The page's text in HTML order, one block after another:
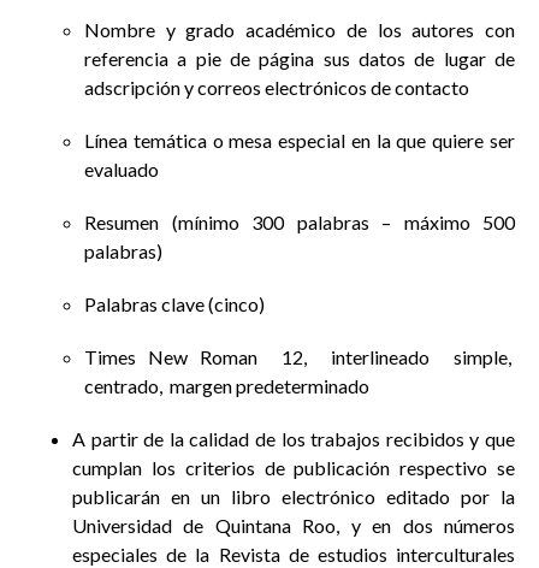
Nombre y grado académico de los autores con
referencia a pie de página sus datos de lugar de
adscripción y correos electrónicos de contacto
Línea temática o mesa especial en la que quiere ser
evaluado
Resumen (mínimo 300 palabras – máximo 500
palabras)
Palabras clave (cinco)
Times New Roman 12, interlineado simple,
centrado, margen predeterminado
A partir de la calidad de los trabajos recibidos y que
cumplan los criterios de publicación respectivo se
publicarán en un libro electrónico editado por la
Universidad de Quintana Roo, y en dos números
especiales de la Revista de estudios interculturales